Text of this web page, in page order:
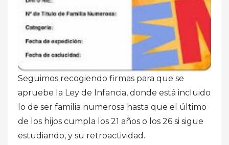
Seguimos recogiendo firmas para que se
apruebe la Ley de Infancia, donde está incluido
lo de ser familia numerosa hasta que el último
de los hijos cumpla los 21 años o los 26 si sigue
estudiando, y su retroactividad.